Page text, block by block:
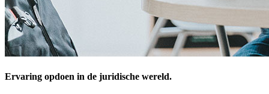
Ervaring opdoen in de juridische wereld.